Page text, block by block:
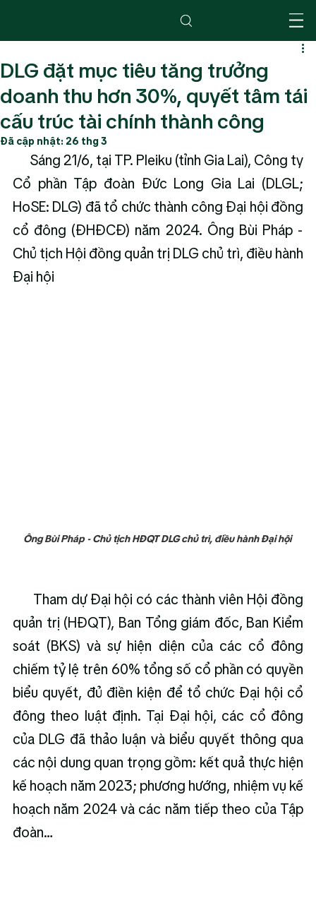
DLG đặt mục tiêu tăng trưởng
doanh thu hơn 30%, quyết tâm tái
cấu trúc tài chính thành công
Đã cập nhật: 26 thg 3
Cổ phần Tập đoàn Đức Long Gia Lai (DLGL;
HoSE: DLG) đã tổ chức thành công Đại hội đồng
cổ đông (ĐHĐCĐ) năm 2024. Ông Bùi Pháp -
Chủ tịch Hội đồng quản trị DLG chủ trì, điều hành
Đại hội
Ông Bùi Pháp - Chủ tịch HĐQT DLG chủ trì, điều hành Đại hội
quản trị (HĐQT), Ban Tổng giám đốc, Ban Kiểm
soát (BKS) và sự hiện diện của các cổ đông
chiếm tỷ lệ trên 60% tổng số cổ phần có quyền
biểu quyết, đủ điền kiện để tổ chức Đại hội cổ
đông theo luật định. Tại Đại hội, các cổ đông
của DLG đã thảo luận và biểu quyết thông qua
các nội dung quan trọng gồm: kết quả thực hiện
kế hoạch năm 2023; phương hướng, nhiệm vụ kế
hoạch năm 2024 và các năm tiếp theo của Tập
đoàn…